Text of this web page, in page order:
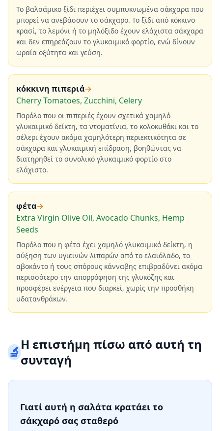
Το βαλσάμικο ξίδι περιέχει συμπυκνωμένα σάκχαρα που
μπορεί να ανεβάσουν το σάκχαρο. Το ξίδι από κόκκινο
κρασί, το λεμόνι ή το μηλόξιδο έχουν ελάχιστα σάκχαρα
και δεν επηρεάζουν το γλυκαιμικό φορτίο, ενώ δίνουν
ωραία οξύτητα και γεύση.
κόκκινη πιπεριά→
Cherry Tomatoes, Zucchini, Celery
Παρόλο που οι πιπεριές έχουν σχετικά χαμηλό
γλυκαιμικό δείκτη, τα ντοματίνια, το κολοκυθάκι και το
σέλερι έχουν ακόμα χαμηλότερη περιεκτικότητα σε
σάκχαρα και γλυκαιμική επίδραση, βοηθώντας να
διατηρηθεί το συνολικό γλυκαιμικό φορτίο στο
ελάχιστο.
φέτα→
Extra Virgin Olive Oil, Avocado Chunks, Hemp
Seeds
Παρόλο που η φέτα έχει χαμηλό γλυκαιμικό δείκτη, η
αύξηση των υγιεινών λιπαρών από το ελαιόλαδο, το
αβοκάντο ή τους σπόρους κάνναβης επιβραδύνει ακόμα
περισσότερο την απορρόφηση της γλυκόζης και
προσφέρει ενέργεια που διαρκεί, χωρίς την προσθήκη
υδατανθράκων.
🔬Η επιστήμη πίσω από αυτή τη
συνταγή
Γιατί αυτή η σαλάτα κρατάει το
σάκχαρό σας σταθερό